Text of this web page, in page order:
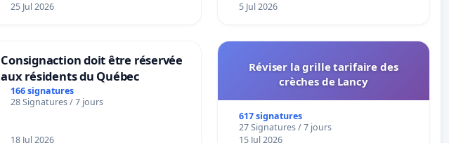
25 Jul 2026
5 Jul 2026
Consignaction doit être réservée
aux résidents du Québec
166 signatures
28 Signatures / 7 jours
18 Jul 2026
Réviser la grille tarifaire des
crèches de Lancy
617 signatures
27 Signatures / 7 jours
15 Jul 2026